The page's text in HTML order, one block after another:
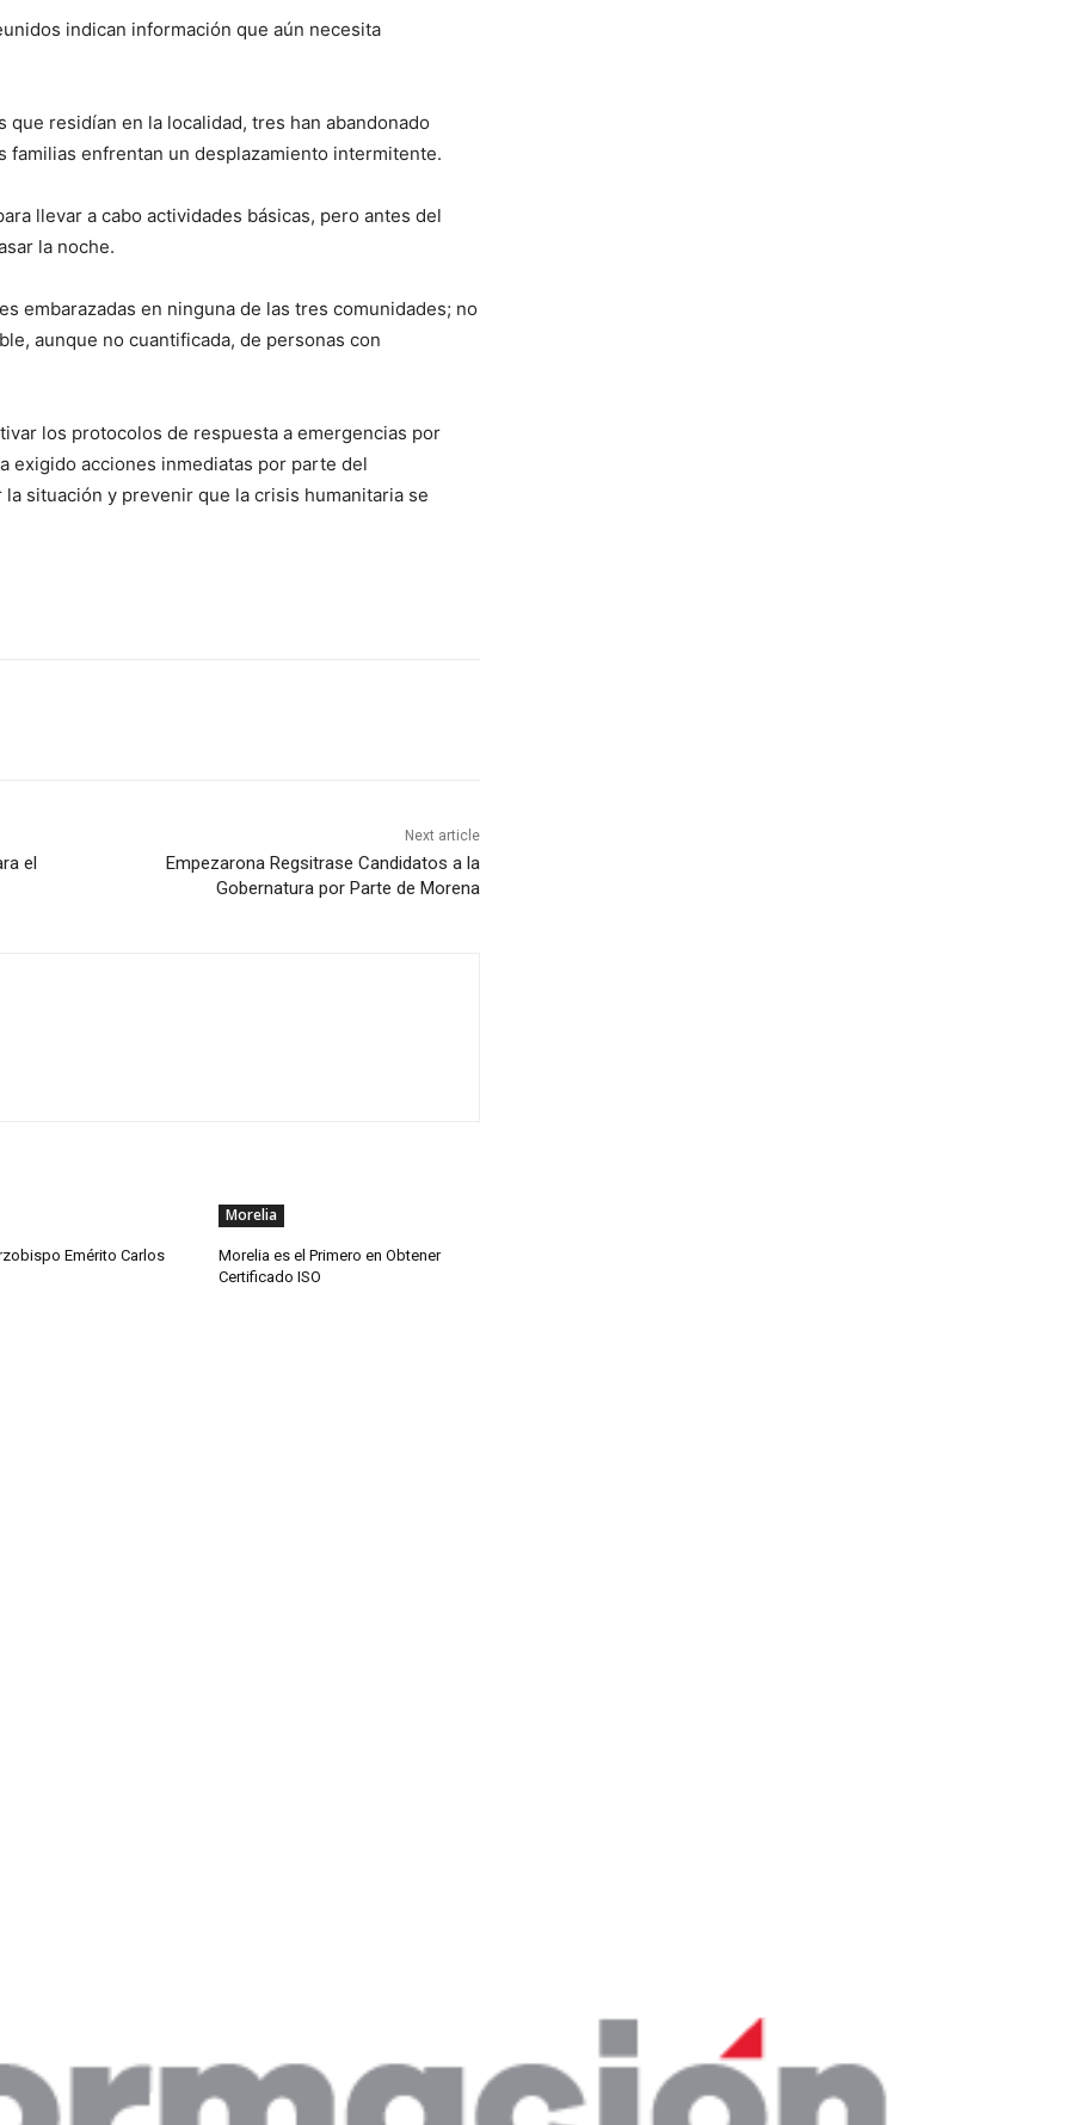
indican información que aún necesita
que residían en la localidad, tres han abandonado
enfrentan un desplazamiento intermitente.
llevar a cabo actividades básicas, pero antes del
la noche.
embarazadas en ninguna de las tres comunidades; no
aunque no cuantificada, de personas con
los protocolos de respuesta a emergencias por
exigido acciones inmediatas por parte del
situación y prevenir que la crisis humanitaria se
el
Next article
Empezarona Regsitrase Candidatos a la
Gobernatura por Parte de Morena
Emérito Carlos
Morelia
Morelia es el Primero en Obtener
Certificado ISO